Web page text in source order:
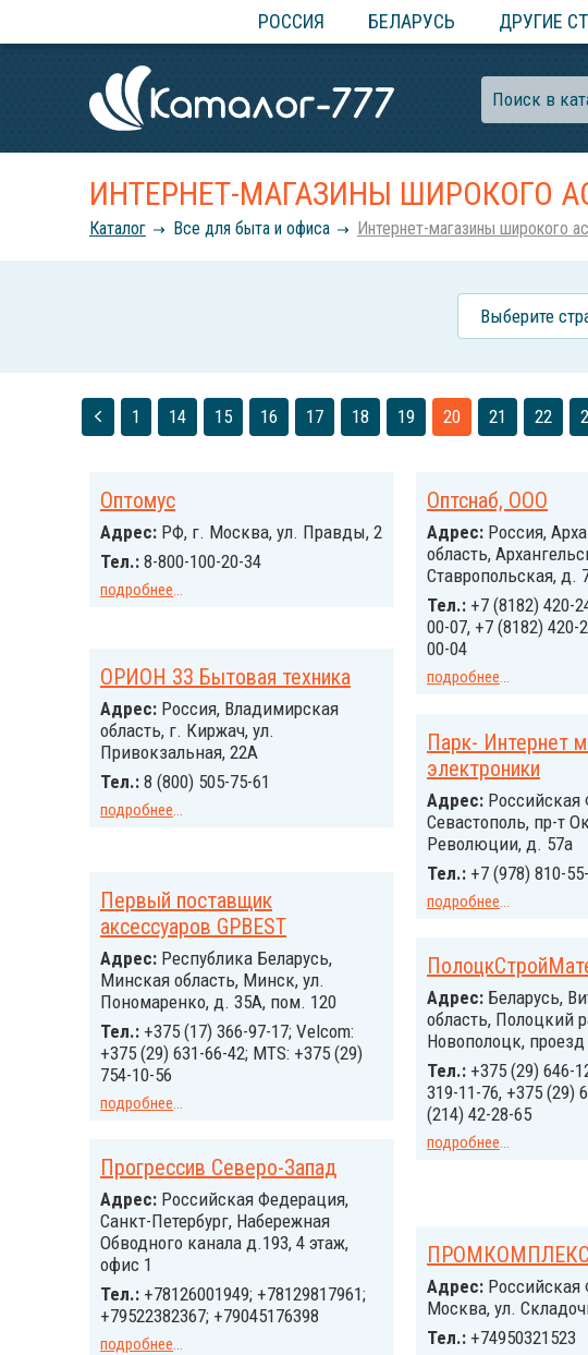
РОССИЯ БЕЛАРУСЬ ДРУГИЕ
ИНТЕРНЕТ-МАГАЗИНЫ ШИРОКОГО
Каталог Все для быта и офиса Интернет-магазины широкого
Выберите
1 14 15 16 17 18 19 20 21 22
Оптомус
Адрес: РФ, г. Москва, ул. Правды, 2
Тел.: 8-800-100-20-34
подробнее...
Оптснаб, ООО
Адрес: Россия,
область,
Ставропольская, д.
Тел.: +7 (8182) 420-
00-07, +7 (8182) 420-
00-04
подробнее...
ОРИОН 33 Бытовая техника
Адрес: Россия, Владимирская
область, г. Киржач, ул.
Привокзальная, 22А
Тел.: 8 (800) 505-75-61
подробнее...
Парк- Интернет
электроники
Адрес: Российcкая
Севастополь, пр-т
Революции, д. 57а
Тел.: +7 (978) 810-
подробнее...
Первый поставщик
аксессуаров GPBEST
Адрес: Республика Беларусь,
Минская область, Минск, ул.
Пономаренко, д. 35А, пом. 120
Тел.: +375 (17) 366-97-17; Velcom:
+375 (29) 631-66-42; MTS: +375 (29)
754-10-56
подробнее...
Адрес: Беларусь,
область, Полоцкий
Новополоцк,
Тел.: +375 (29) 646-
319-11-76, +375 (29)
(214) 42-28-65
подробнее...
Прогрессив Северо-Запад
Адрес: Российcкая Федерация,
Санкт-Петербург, Набережная
Обводного канала д.193, 4 этаж,
офис 1
Тел.: +78126001949; +78129817961;
+79522382367; +79045176398
подробнее...
ПРОМКОМПЛЕКС
Адрес: Российcкая
Москва, ул.
Тел.: +74950321523